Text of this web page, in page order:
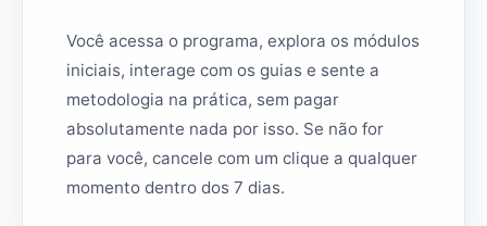
Você acessa o programa, explora os módulos
iniciais, interage com os guias e sente a
metodologia na prática, sem pagar
absolutamente nada por isso. Se não for
para você, cancele com um clique a qualquer
momento dentro dos 7 dias.